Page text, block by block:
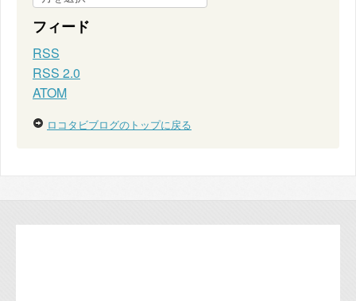
フィード
RSS
RSS 2.0
ATOM
ロコタビブログのトップに戻る